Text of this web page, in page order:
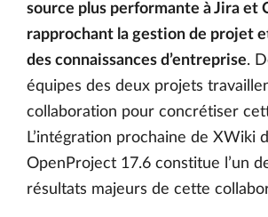
source plus performante à Jira et
rapprochant la gestion de projet
des connaissances d’entreprise.
équipes des deux projets
collaboration pour concrétiser
L’intégration prochaine de XWiki
OpenProject 17.6 constitue l’un
résultats majeurs de cette